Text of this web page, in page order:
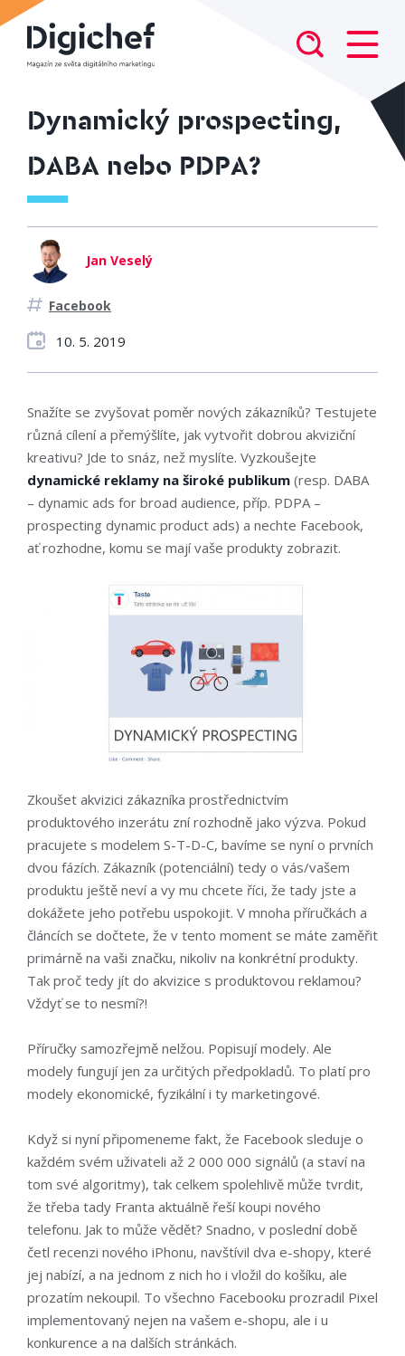
Dynamický prospecting,
DABA nebo PDPA?
Jan Veselý
Facebook
10. 5. 2019
Snažíte se zvyšovat poměr nových zákazníků? Testujete
různá cílení a přemýšlíte, jak vytvořit dobrou akviziční
kreativu? Jde to snáz, než myslíte. Vyzkoušejte
dynamické reklamy na široké publikum (resp. DABA
– dynamic ads for broad audience, příp. PDPA –
prospecting dynamic product ads) a nechte Facebook,
ať rozhodne, komu se mají vaše produkty zobrazit.
Zkoušet akvizici zákazníka prostřednictvím
produktového inzerátu zní rozhodně jako výzva. Pokud
pracujete s modelem S-T-D-C, bavíme se nyní o prvních
dvou fázích. Zákazník (potenciální) tedy o vás/vašem
produktu ještě neví a vy mu chcete říci, že tady jste a
dokážete jeho potřebu uspokojit. V mnoha příručkách a
článcích se dočtete, že v tento moment se máte zaměřit
primárně na vaši značku, nikoliv na konkrétní produkty.
Tak proč tedy jít do akvizice s produktovou reklamou?
Vždyť se to nesmí?!
Příručky samozřejmě nelžou. Popisují modely. Ale
modely fungují jen za určitých předpokladů. To platí pro
modely ekonomické, fyzikální i ty marketingové.
Když si nyní připomeneme fakt, že Facebook sleduje o
každém svém uživateli až 2 000 000 signálů (a staví na
tom své algoritmy), tak celkem spolehlivě může tvrdit,
že třeba tady Franta aktuálně řeší koupi nového
telefonu. Jak to může vědět? Snadno, v poslední době
četl recenzi nového iPhonu, navštívil dva e-shopy, které
jej nabízí, a na jednom z nich ho i vložil do košíku, ale
prozatím nekoupil. To všechno Facebooku prozradil Pixel
implementovaný nejen na vašem e-shopu, ale i u
konkurence a na dalších stránkách.